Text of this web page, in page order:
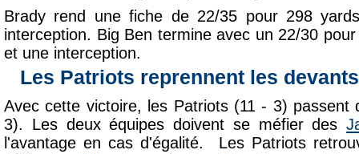
Brady rend une fiche de 22/35 pour 298
interception. Big Ben termine avec un 22/30
et une interception.
Les Patriots reprennent les devants
Avec cette victoire, les Patriots (11 - 3) passent
3). Les deux équipes doivent se méfier des
l'avantage en cas d'égalité. Les Patriots